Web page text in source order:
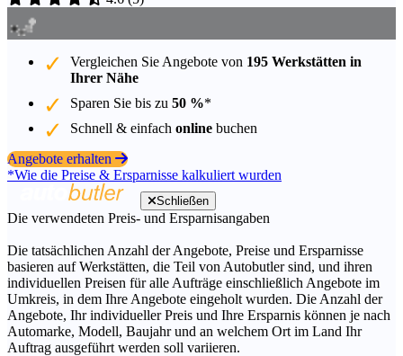
Vergleichen Sie Angebote von 195 Werkstätten in
Ihrer Nähe
Sparen Sie bis zu 50 %*
Schnell & einfach online buchen
Angebote erhalten
*Wie die Preise & Ersparnisse kalkuliert wurden
Schließen
Die verwendeten Preis- und Ersparnisangaben
Die tatsächlichen Anzahl der Angebote, Preise und Ersparnisse
basieren auf Werkstätten, die Teil von Autobutler sind, und ihren
individuellen Preisen für alle Aufträge einschließlich Angebote im
Umkreis, in dem Ihre Angebote eingeholt wurden. Die Anzahl der
Angebote, Ihr individueller Preis und Ihre Ersparnis können je nach
Automarke, Modell, Baujahr und an welchem Ort im Land Ihr
Auftrag ausgeführt werden soll variieren.